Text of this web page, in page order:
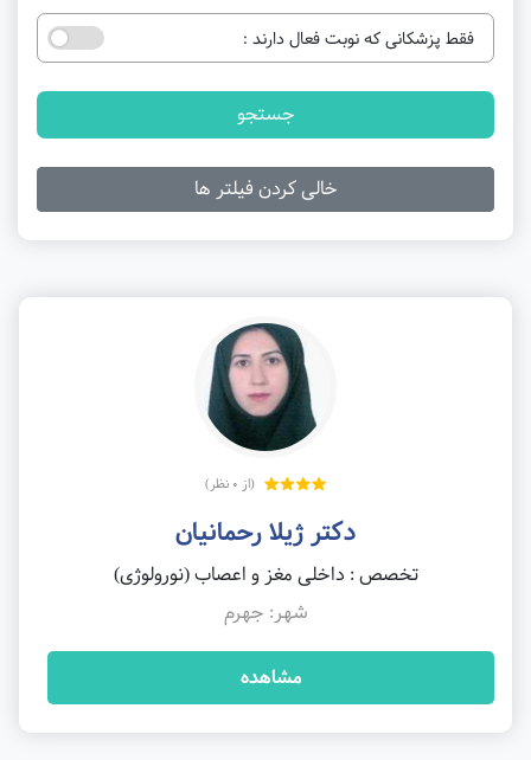
فقط پزشکانی که نوبت فعال دارند :
جستجو
خالی کردن فیلتر ها
(از 0 نظر)
دکتر ژیلا رحمانیان
تخصص : داخلی مغز و اعصاب (نورولوژی)
شهر: جهرم
مشاهده